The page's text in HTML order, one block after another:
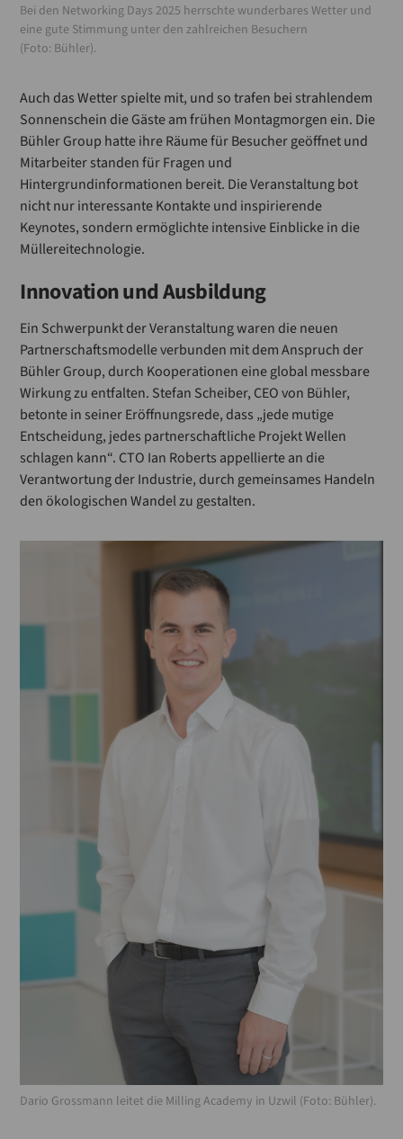
Bei den Networking Days 2025 herrschte wunderbares Wetter und
eine gute Stimmung unter den zahlreichen Besuchern
(Foto: Bühler).
Auch das Wetter spielte mit, und so trafen bei strahlendem
Sonnenschein die Gäste am frühen Montagmorgen ein. Die
Bühler Group hatte ihre Räume für Besucher geöffnet und
Mitarbeiter standen für Fragen und
Hintergrundinformationen bereit. Die Veranstaltung bot
nicht nur interessante Kontakte und inspirierende
Keynotes, sondern ermöglichte intensive Einblicke in die
Müllereitechnologie.
Innovation und Ausbildung
Ein Schwerpunkt der Veranstaltung waren die neuen
Partnerschaftsmodelle verbunden mit dem Anspruch der
Bühler Group, durch Kooperationen eine global messbare
Wirkung zu entfalten. Stefan Scheiber, CEO von Bühler,
betonte in seiner Eröffnungsrede, dass „jede mutige
Entscheidung, jedes partnerschaftliche Projekt Wellen
schlagen kann“. CTO Ian Roberts appellierte an die
Verantwortung der Industrie, durch gemeinsames Handeln
den ökologischen Wandel zu gestalten.
Dario Grossmann leitet die Milling Academy in Uzwil (Foto: Bühler).